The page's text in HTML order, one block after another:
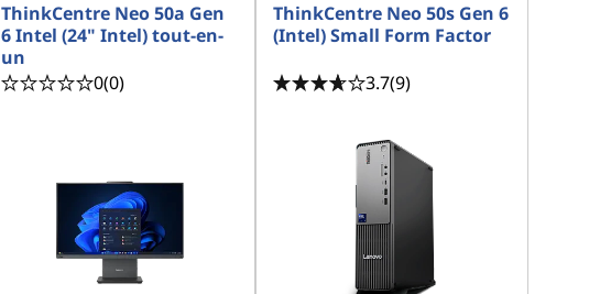
ThinkCentre Neo 50a Gen
6 Intel (24" Intel) tout-en-
un
0(0)
ThinkCentre Neo 50s Gen 6
(Intel) Small Form Factor
3.7(9)